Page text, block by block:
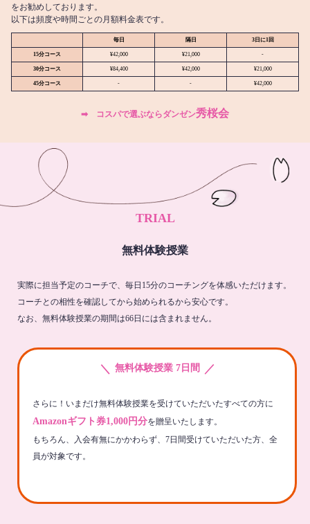
をお勧めしております。
以下は頻度や時間ごとの月額料金表です。
毎日 隔日 3日に1回
15分コース ¥42,000 ¥21,000 -
30分コース ¥84,400 ¥42,000 ¥21,000
45分コース - - ¥42,000
➡︎ コスパで選ぶならダンゼン秀桜会
TRIAL
無料体験授業
実際に担当予定のコーチで、毎日15分のコーチングを体感いただけます。
コーチとの相性を確認してから始められるから安心です。
なお、無料体験授業の期間は66日には含まれません。
＼ 無料体験授業 7日間 ／
さらに！いまだけ無料体験授業を受けていただいたすべての方に
Amazonギフト券1,000円分を贈呈いたします。
もちろん、入会有無にかかわらず、7日間受けていただいた方、全
員が対象です。